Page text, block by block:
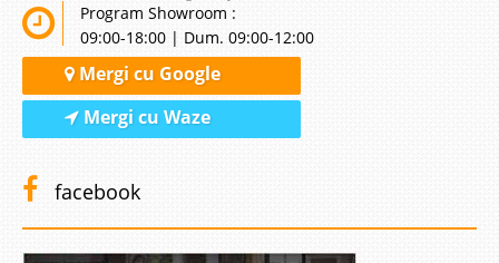
Program Showroom :
09:00-18:00 | Dum. 09:00-12:00
Mergi cu Google
Mergi cu Waze
facebook